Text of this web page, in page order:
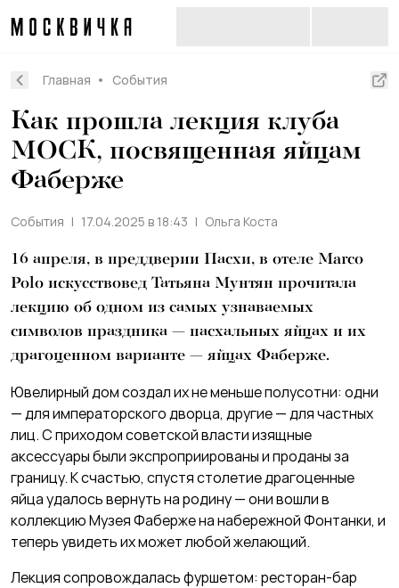
Главная События
Как прошла лекция клуба
МОСК, посвященная яйцам
Фаберже
События 17.04.2025 в 18:43 Ольга Коста
16 апреля, в преддверии Пасхи, в отеле Marco
Polo искусствовед Татьяна Мунтян прочитала
лекцию об одном из самых узнаваемых
символов праздника — пасхальных яйцах и их
драгоценном варианте — яйцах Фаберже.
Ювелирный дом создал их не меньше полусотни: одни
— для императорского дворца, другие — для частных
лиц. С приходом советской власти изящные
аксессуары были экспроприированы и проданы за
границу. К счастью, спустя столетие драгоценные
яйца удалось вернуть на родину — они вошли в
коллекцию Музея Фаберже на набережной Фонтанки, и
теперь увидеть их может любой желающий.
Лекция сопровождалась фуршетом: ресторан-бар